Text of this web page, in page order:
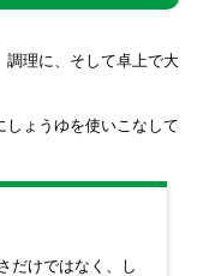
調理に、そして卓上で大
しょうゆを使いこなして
だけではなく、し